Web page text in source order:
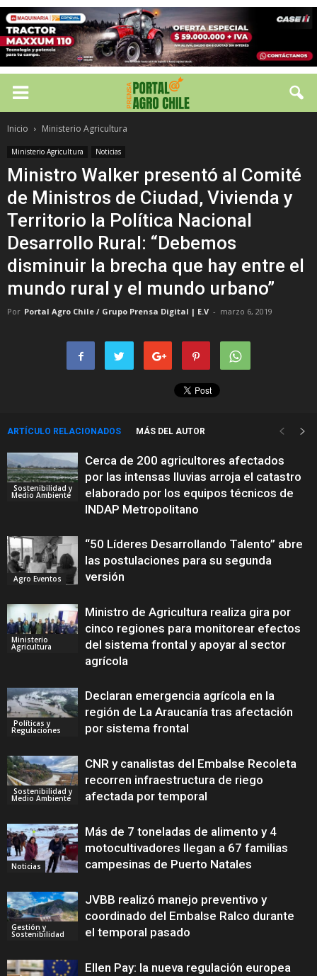
Inicio Ministerio Agricultura
Ministerio Agricultura Noticias
Ministro Walker presentó al Comité
de Ministros de Ciudad, Vivienda y
Territorio la Política Nacional
Desarrollo Rural: “Debemos
disminuir la brecha que hay entre el
mundo rural y el mundo urbano”
Por Portal Agro Chile / Grupo Prensa Digital | E.V - marzo 6, 2019
ARTÍCULO RELACIONADOS MÁS DEL AUTOR
Sostenibilidad y
Medio Ambiente
Cerca de 200 agricultores afectados
por las intensas lluvias arroja el catastro
elaborado por los equipos técnicos de
INDAP Metropolitano
Agro Eventos
“50 Líderes Desarrollando Talento” abre
las postulaciones para su segunda
versión
Ministerio
Agricultura
Ministro de Agricultura realiza gira por
cinco regiones para monitorear efectos
del sistema frontal y apoyar al sector
agrícola
Políticas y
Regulaciones
Declaran emergencia agrícola en la
región de La Araucanía tras afectación
por sistema frontal
Sostenibilidad y
Medio Ambiente
CNR y canalistas del Embalse Recoleta
recorren infraestructura de riego
afectada por temporal
Noticias
Más de 7 toneladas de alimento y 4
motocultivadores llegan a 67 familias
campesinas de Puerto Natales
Gestión y
Sostenibilidad
JVBB realizó manejo preventivo y
coordinado del Embalse Ralco durante
el temporal pasado
Ellen Pay: la nueva regulación europea